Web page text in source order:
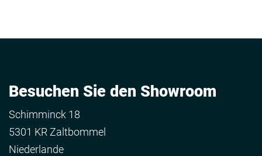
Besuchen Sie den Showroom
Schimminck 18
5301 KR Zaltbommel
Niederlande